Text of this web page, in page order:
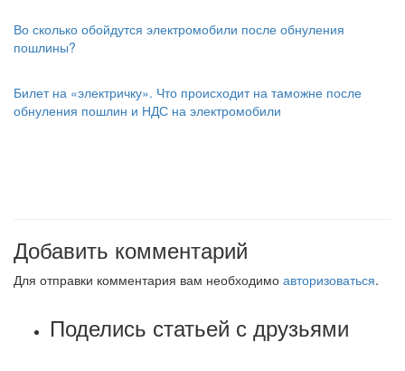
Во сколько обойдутся электромобили после обнуления
пошлины?
Билет на «электричку». Что происходит на таможне после
обнуления пошлин и НДС на электромобили
Добавить комментарий
Для отправки комментария вам необходимо авторизоваться.
Поделись статьей с друзьями